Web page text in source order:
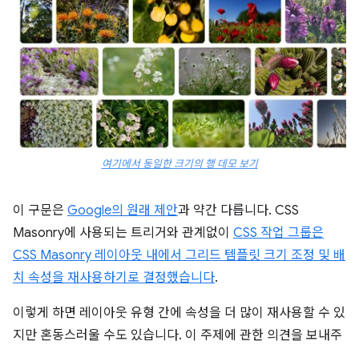
여기에서 동일한 크기의 행 데모 보기
이 구문은 Google의 원래 제안과 약간 다릅니다. CSS
Masonry에 사용되는 트리거와 관계없이 CSS 작업 그룹은
CSS Masonry 레이아웃 내에서 그리드 템플릿 크기 조정 및 배
치 속성을 재사용하기로 결정했습니다.
이렇게 하면 레이아웃 유형 간에 속성을 더 많이 재사용할 수 있
지만 혼동스러울 수도 있습니다. 이 주제에 관한 의견을 보내주